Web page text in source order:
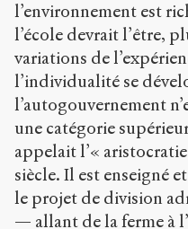
l’environnement est
l’école devrait l’être,
variations de
l’individualité se
l’autogouvernement
une catégorie
appelait l’«
siècle. Il est enseigné
le projet de division
— allant de la ferme à